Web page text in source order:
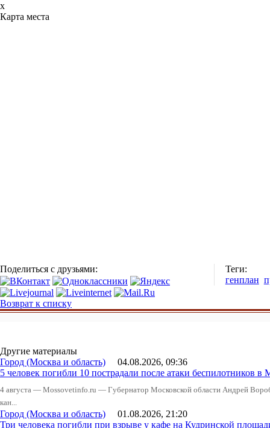
x
Карта места
Поделиться с друзьями:
Теги:
генплан
Возврат к списку
Другие материалы
Город (Москва и область) 04.08.2026, 09:36
5 человек погибли 10 пострадали после атаки беспилотников в
4 августа — Mossovetinfo.ru — Губернатор Московской области Андрей
кан...
Город (Москва и область) 01.08.2026, 21:20
Три человека погибли при взрыве у кафе на Кудринской